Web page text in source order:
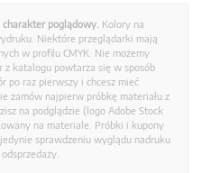
poglądowy. Kolory na
Niektóre przeglądarki mają
w profilu CMYK. Nie możemy
z katalogu powtarza się w sposób
po raz pierwszy i chcesz mieć
zamów najpierw próbkę materiału z
na podglądzie (logo Adobe Stock
na materiale. Próbki i kupony
sprawdzeniu wyglądu nadruku